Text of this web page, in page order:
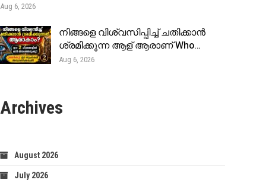
Aug 6, 2026
നിങ്ങളെ വിശ്വസിപ്പിച്ച് ചതിക്കാൻ
ശ്രമിക്കുന്ന ആള് ആരാണ് Who…
Aug 6, 2026
Archives
August 2026
July 2026